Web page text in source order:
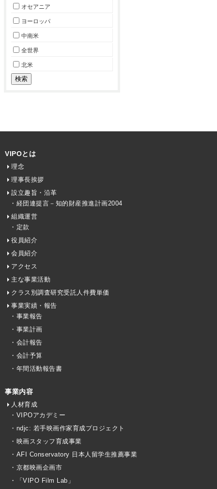
オセアニア
ヨーロッパ
中南米
全世界
北米
VIPOとは
理念
理事長挨拶
設立趣旨・沿革
・経団連提言－知的財産推進計画2004
組織運営
・定款
役員紹介
会員紹介
アクセス
主な事業活動
クラス別調査研究受託人件費単価
事業実績・報告
・事業報告
・事業計画
・会計報告
・会計予算
・年間活動報告書
事業内容
人材育成
・VIPOアカデミー
・ndjc: 若手映画作家育成プロジェクト
・映画スタッフ育成事業
・AFI Conservatory 日本人留学生推薦事業
・京都映画企画市
・「VIPO Film Lab」